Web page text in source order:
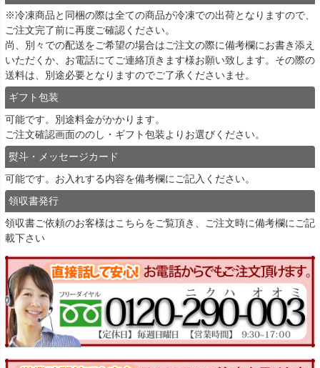
※冷凍商品と同梱の際は全ての商品が冷凍での出荷となりますので、
ご注文完了前に再度ご確認ください。
尚、別々での配送をご希望の場合はご注文の際に備考欄にお書き添え
いただくか、お電話にてご連絡頂きます様お願い致します。その際の
送料は、別途必要となりますのでご了承くださいませ。
ギフト包装
可能です。別途料金がかかります。
ご注文確認画面ののし・ギフト包装よりお選びください。
熨斗・メッセージカード
可能です。お入れする内容を備考欄にご記入ください。
領収書発行
領収書ご依頼のお客様はこちらをご覧頂き、ご注文時に備考欄にご記
載下さい